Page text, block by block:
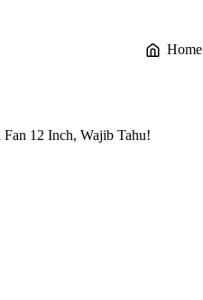
Home
12 Inch, Wajib Tahu!